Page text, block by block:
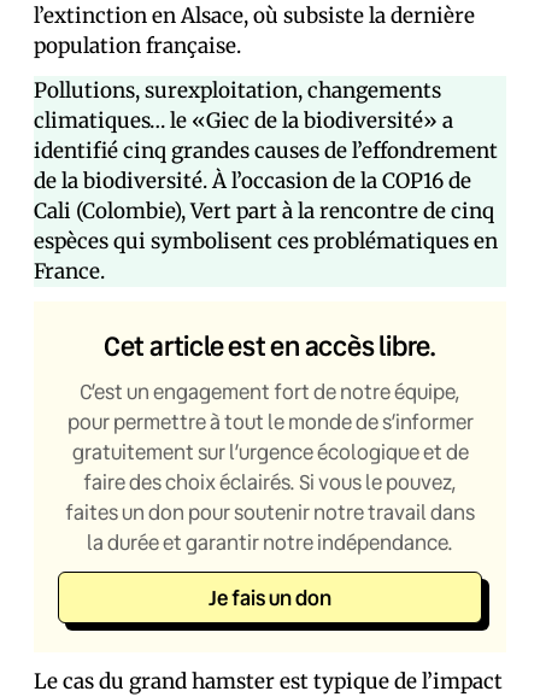
l’extinction en Alsace, où subsiste la dernière
population française.
Pollutions, surexploitation, changements
climatiques… le «Giec de la biodiversité» a
identifié cinq grandes causes de l’effondrement
de la biodiversité. À l’occasion de la COP16 de
Cali (Colombie), Vert part à la rencontre de cinq
espèces qui symbolisent ces problématiques en
France.
Cet article est en accès libre.
C’est un engagement fort de notre équipe,
pour permettre à tout le monde de s’informer
gratuitement sur l’urgence écologique et de
faire des choix éclairés. Si vous le pouvez,
faites un don pour soutenir notre travail dans
la durée et garantir notre indépendance.
Je fais un don
Le cas du grand hamster est typique de l’impact